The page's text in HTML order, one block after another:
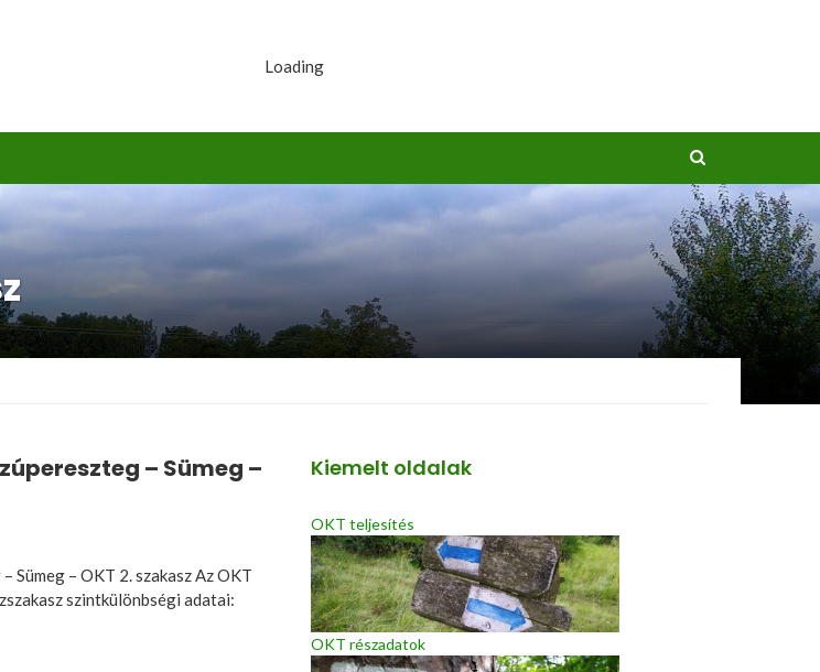
Loading
– Sümeg –
Sümeg – OKT 2. szakasz Az OKT
szintkülönbségi adatai:
Kiemelt oldalak
OKT teljesítés
OKT részadatok